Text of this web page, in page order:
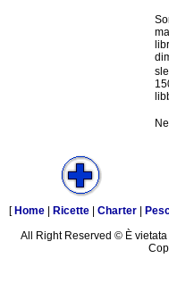
[ Home Ricette Charter
All Right Reserved © È